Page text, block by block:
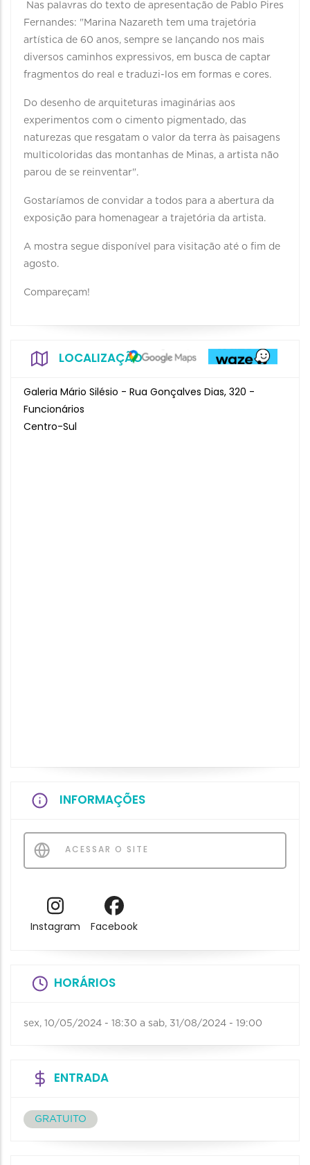
Nas palavras do texto de apresentação de Pablo Pires
Fernandes: "Marina Nazareth tem uma trajetória
artística de 60 anos, sempre se lançando nos mais
diversos caminhos expressivos, em busca de captar
fragmentos do real e traduzi-los em formas e cores.
Do desenho de arquiteturas imaginárias aos
experimentos com o cimento pigmentado, das
naturezas que resgatam o valor da terra às paisagens
multicoloridas das montanhas de Minas, a artista não
parou de se reinventar".
Gostaríamos de convidar a todos para a abertura da
exposição para homenagear a trajetória da artista.
A mostra segue disponível para visitação até o fim de
agosto.
Compareçam!
LOCALIZAÇÃO
Galeria Mário Silésio - Rua Gonçalves Dias, 320 -
Funcionários
Centro-Sul
INFORMAÇÕES
ACESSAR O SITE
Instagram Facebook
HORÁRIOS
sex, 10/05/2024 - 18:30 a sab, 31/08/2024 - 19:00
ENTRADA
GRATUITO